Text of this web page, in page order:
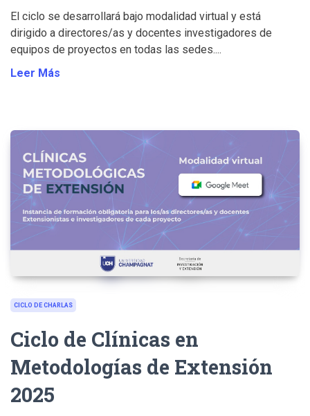
El ciclo se desarrollará bajo modalidad virtual y está
dirigido a directores/as y docentes investigadores de
equipos de proyectos en todas las sedes....
Leer Más
CICLO DE CHARLAS
Ciclo de Clínicas en
Metodologías de Extensión
2025